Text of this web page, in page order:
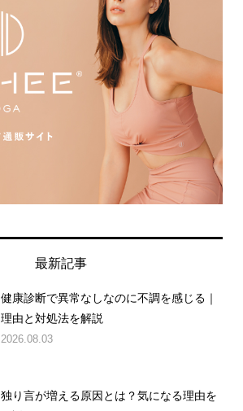
最新記事
健康診断で異常なしなのに不調を感じる｜
理由と対処法を解説
2026.08.03
独り言が増える原因とは？気になる理由を